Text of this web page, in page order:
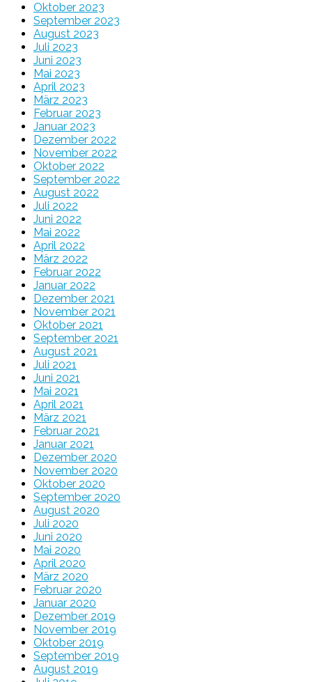
Oktober 2023
September 2023
August 2023
Juli 2023
Juni 2023
Mai 2023
April 2023
März 2023
Februar 2023
Januar 2023
Dezember 2022
November 2022
Oktober 2022
September 2022
August 2022
Juli 2022
Juni 2022
Mai 2022
April 2022
März 2022
Februar 2022
Januar 2022
Dezember 2021
November 2021
Oktober 2021
September 2021
August 2021
Juli 2021
Juni 2021
Mai 2021
April 2021
März 2021
Februar 2021
Januar 2021
Dezember 2020
November 2020
Oktober 2020
September 2020
August 2020
Juli 2020
Juni 2020
Mai 2020
April 2020
März 2020
Februar 2020
Januar 2020
Dezember 2019
November 2019
Oktober 2019
September 2019
August 2019